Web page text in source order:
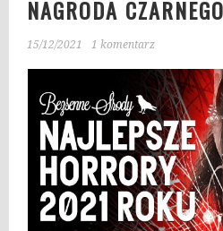
NAGRODA
15/12/2021 1 komentarz